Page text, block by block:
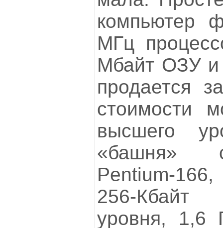
компьютер
МГц
Мбайт ОЗУ
продается
стоимости
высшего
«башня»
Pentium-
256-Кбайт
уровня,